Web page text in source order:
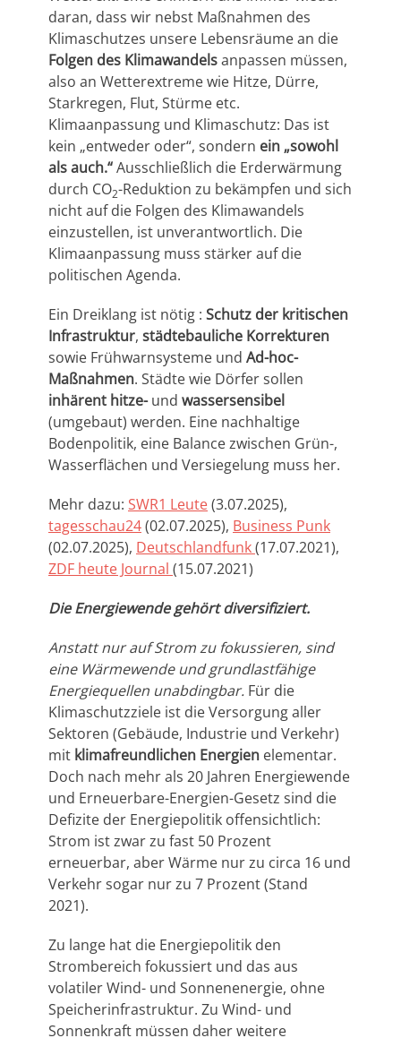
daran, dass wir nebst Maßnahmen des
Klimaschutzes unsere Lebensräume an die
Folgen des Klimawandelsanpassen müssen,
also an Wetterextreme wie Hitze, Dürre,
Starkregen, Flut, Stürme etc.
Klimaanpassung und Klimaschutz: Das ist
kein „entweder oder“, sondern ein „sowohl
als auch.“Ausschließlich die Erderwärmung
durch CO2-Reduktion zu bekämpfen und sich
nicht auf die Folgen des Klimawandels
einzustellen, ist unverantwortlich. Die
Klimaanpassung muss stärker auf die
politischen Agenda.
Ein Dreiklang ist nötig : Schutz der kritischen
Infrastruktur, städtebauliche Korrekturen
sowie Frühwarnsysteme und Ad-hoc-
Maßnahmen. Städte wie Dörfer sollen
inhärent hitze-und wassersensibel
(umgebaut) werden. Eine nachhaltige
Bodenpolitik, eine Balance zwischen Grün-,
Wasserflächen und Versiegelung muss her.
Mehr dazu: SWR1 Leute(3.07.2025),
tagesschau24(02.07.2025), Business Punk
(02.07.2025), Deutschlandfunk(17.07.2021),
ZDF heute Journal (15.07.2021)
Die Energiewende gehört diversifiziert.
Anstatt nur auf Strom zu fokussieren, sind
eine Wärmewende und grundlastfähige
Energiequellen unabdingbar. Für die
Klimaschutzziele ist die Versorgung aller
Sektoren (Gebäude, Industrie und Verkehr)
mit klimafreundlichen Energien elementar.
Doch nach mehr als 20 Jahren Energiewende
und Erneuerbare-Energien-Gesetz sind die
Defizite der Energiepolitik offensichtlich:
Strom ist zwar zu fast 50 Prozent
erneuerbar, aber Wärme nur zu circa 16 und
Verkehr sogar nur zu 7 Prozent (Stand
2021).
Zu lange hat die Energiepolitik den
Strombereich fokussiert und das aus
volatiler Wind- und Sonnenenergie, ohne
Speicherinfrastruktur. Zu Wind- und
Sonnenkraft müssen daher weitere